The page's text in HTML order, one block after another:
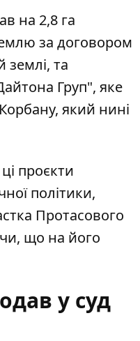
на 2,8 га
за договором
землі, та
Груп", яке
який нині
проєкти
політики,
Протасового
що на його
у суд